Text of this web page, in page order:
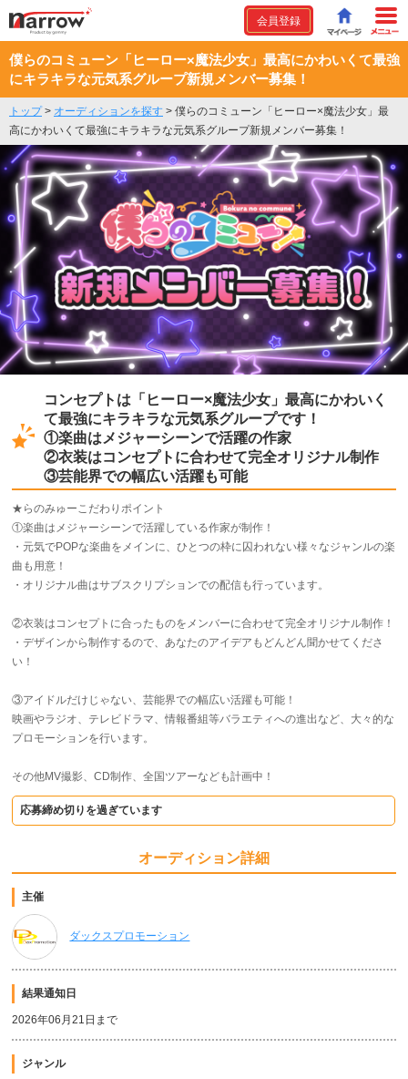
会員登録
僕らのコミューン「ヒーロー×魔法少女」最高にかわいくて最強
にキラキラな元気系グループ新規メンバー募集！
トップ> オーディションを探す > 僕らのコミューン「ヒーロー×魔法少女」最
高にかわいくて最強にキラキラな元気系グループ新規メンバー募集！
コンセプトは「ヒーロー×魔法少女」最高にかわいく
て最強にキラキラな元気系グループです！
①楽曲はメジャーシーンで活躍の作家
②衣装はコンセプトに合わせて完全オリジナル制作
③芸能界での幅広い活躍も可能
★らのみゅーこだわりポイント
①楽曲はメジャーシーンで活躍している作家が制作！
・元気でPOPな楽曲をメインに、ひとつの枠に囚われない様々なジャンルの楽
曲も用意！
・オリジナル曲はサブスクリプションでの配信も行っています。
②衣装はコンセプトに合ったものをメンバーに合わせて完全オリジナル制作！
・デザインから制作するので、あなたのアイデアもどんどん聞かせてくださ
い！
③アイドルだけじゃない、芸能界での幅広い活躍も可能！
映画やラジオ、テレビドラマ、情報番組等バラエティへの進出など、大々的な
プロモーションを行います。
その他MV撮影、CD制作、全国ツアーなども計画中！
応募締め切りを過ぎています
オーディション詳細
主催
ダックスプロモーション
結果通知日
2026年06月21日まで
ジャンル